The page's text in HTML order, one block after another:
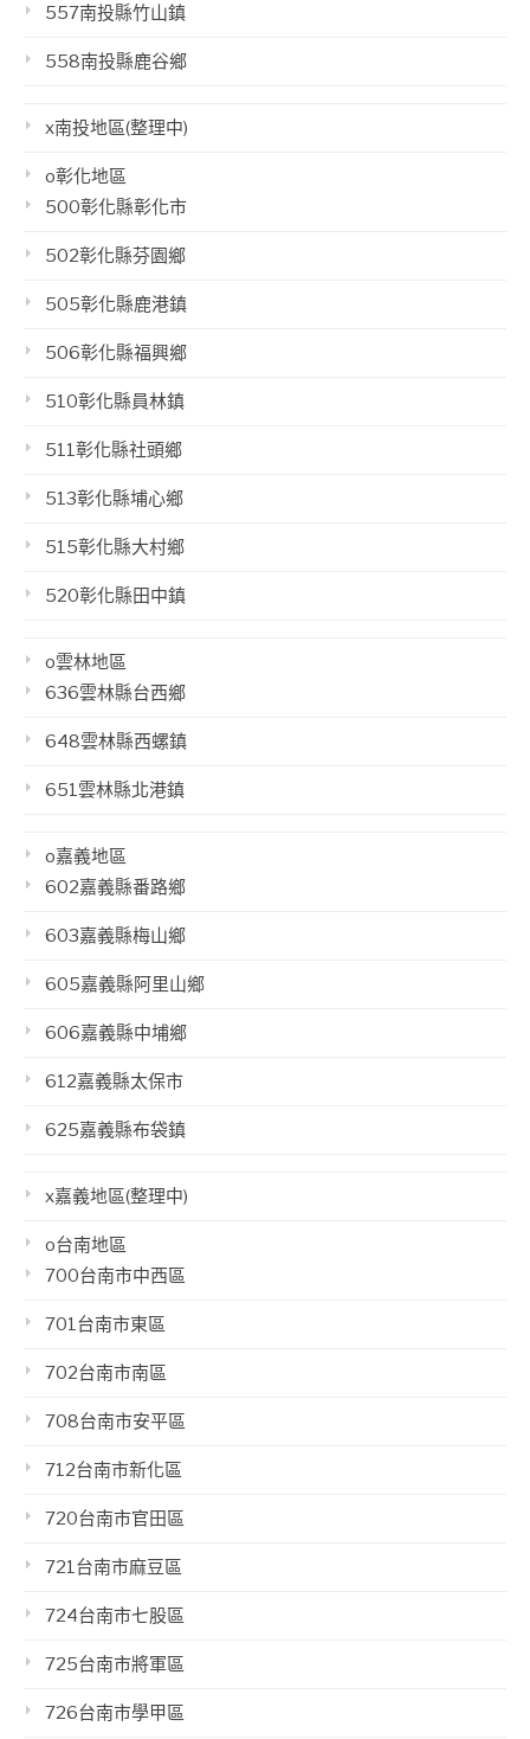
557南投縣竹山鎮
558南投縣鹿谷鄉
x南投地區(整理中)
o彰化地區
500彰化縣彰化市
502彰化縣芬園鄉
505彰化縣鹿港鎮
506彰化縣福興鄉
510彰化縣員林鎮
511彰化縣社頭鄉
513彰化縣埔心鄉
515彰化縣大村鄉
520彰化縣田中鎮
o雲林地區
636雲林縣台西鄉
648雲林縣西螺鎮
651雲林縣北港鎮
o嘉義地區
602嘉義縣番路鄉
603嘉義縣梅山鄉
605嘉義縣阿里山鄉
606嘉義縣中埔鄉
612嘉義縣太保市
625嘉義縣布袋鎮
x嘉義地區(整理中)
o台南地區
700台南市中西區
701台南市東區
702台南市南區
708台南市安平區
712台南市新化區
720台南市官田區
721台南市麻豆區
724台南市七股區
725台南市將軍區
726台南市學甲區